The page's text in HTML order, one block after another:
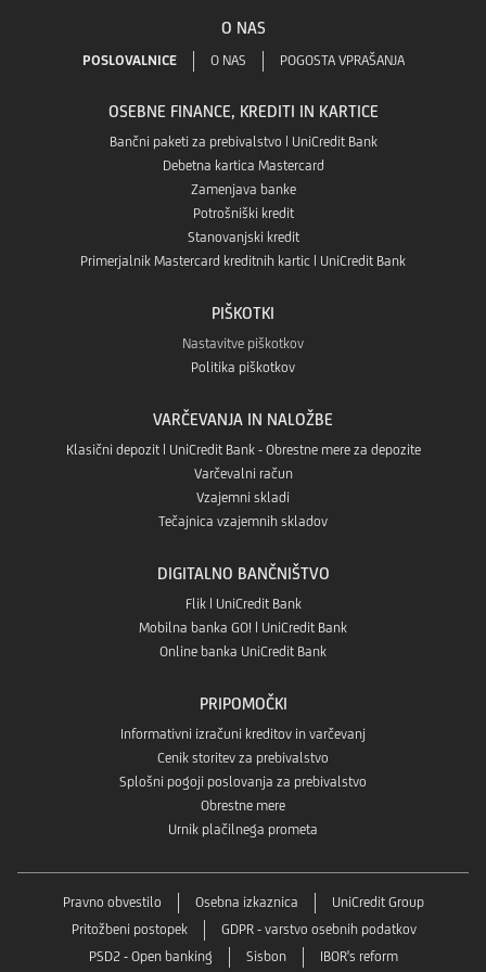
Google
Play
v
App
store
v
Aplikaciji
App
O NAS
POSLOVALNICE O NAS POGOSTA VPRAŠANJA
OSEBNE FINANCE, KREDITI IN KARTICE
Bančni paketi za prebivalstvo | UniCredit Bank
Debetna kartica Mastercard
Zamenjava banke
Potrošniški kredit
Stanovanjski kredit
Primerjalnik Mastercard kreditnih kartic | UniCredit Bank
PIŠKOTKI
Nastavitve piškotkov
Politika piškotkov
VARČEVANJA IN NALOŽBE
Klasični depozit | UniCredit Bank - Obrestne mere za depozite
Varčevalni račun
Vzajemni skladi
Tečajnica vzajemnih skladov
DIGITALNO BANČNIŠTVO
Flik | UniCredit Bank
Mobilna banka GO! | UniCredit Bank
Online banka UniCredit Bank
PRIPOMOČKI
Informativni izračuni kreditov in varčevanj
Cenik storitev za prebivalstvo
Splošni pogoji poslovanja za prebivalstvo
Obrestne mere
Urnik plačilnega prometa
Pravno obvestilo Osebna izkaznica
UniCredit Group
Pritožbeni postopek
GDPR - varstvo osebnih podatkov
PSD2 - Open banking
Sisbon IBOR's reform